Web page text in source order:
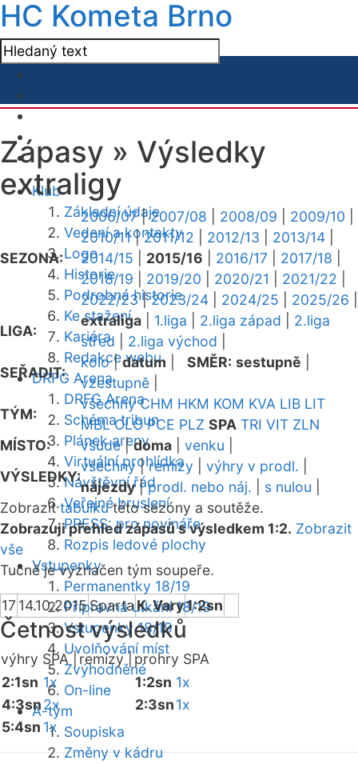
HC Kometa Brno
Klub
Základní údaje
Vedení a kontakty
Logo
Historie
Podrobná historie
Ke stažení
Kariéra
Redakce webu
DRFG Arena
DRFG Arena
Schéma tribun
Plánek areny
Virtuální prohlídka
Návštěvní řád
Veřejné bruslení
PRESS: pro novináře
Rozpis ledové plochy
Vstupenky
Permanentky 18/19
Přípravná utkání 18/19
Vstupenky 18/19
Uvolňování míst
Zvýhodněné
On-line
A-tým
Soupiska
Změny v kádru
Zápasy » Výsledky
extraligy
SEZONA:
2006/07|2007/08 2008/09 2009/10
2010/11|2011/12 2012/13 2013/14
2014/15
2015/16 2016/17 2017/18
2018/19
2019/20 2020/21 2021/22
2022/23|2023/24 2024/25 2025/26
LIGA:
extraliga 1.liga 2.liga západ
2.liga
střed
2.liga východ
SEŘADIT:
kolo|datum SMĚR: sestupně
vzestupně
TÝM:
všechny CHM HKM KOM KVA LIB LIT
MBL OLO PCE PLZ SPA TRI VIT ZLN
MÍSTO:
všude|doma venku
VÝSLEDKY:
všechny|remízy výhry v prodl.
nájezdy|prodl. nebo náj. s nulou
Zobrazittabulkutéto sezóny a soutěže.
Zobrazuji přehled zápasů s výsledkem 1:2. Zobrazit
vše
Tučně je vyznačen tým soupeře.
17 14.10.2015SpartaK. Vary1:2sn
Četnost výsledků
výhry SPA | remízy | prohry SPA
2:1sn 1x
4:3sn2x
5:4sn 1x
1:2sn 1x
2:3sn1x